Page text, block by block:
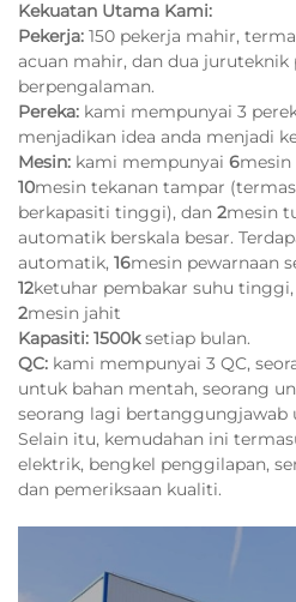
Kekuatan Utama Kami:
Pekerja: 150 pekerja mahir,
acuan mahir, dan dua
berpengalaman.
Pereka: kami mempunyai 3
menjadikan idea anda menjadi
Mesin: kami mempunyai 6mesin
10mesin tekanan tampar
berkapasiti tinggi), dan 2mesin
automatik berskala besar.
automatik, 16mesin pewarnaan
12ketuhar pembakar suhu tinggi,
2mesin jahit
Kapasiti: 1500ksetiap bulan.
QC: kami mempunyai 3 QC,
untuk bahan mentah, seorang
seorang lagi bertanggungjawab
Selain itu, kemudahan ini
elektrik, bengkel penggilapan,
dan pemeriksaan kualiti.